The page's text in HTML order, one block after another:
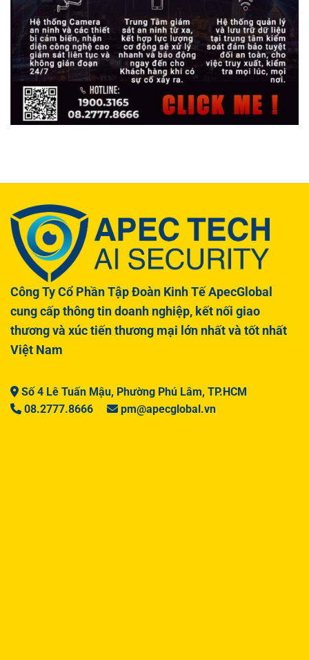
Công Ty Cổ Phần Tập Đoàn Kinh Tế ApecGlobal
cung cấp thông tin doanh nghiệp, kết nối giao
thương và xúc tiến thương mại lớn nhất và tốt nhất
Việt Nam
Số 4 Lê Tuấn Mậu, Phường Phú Lâm, TP.HCM
08.2777.8666
pm@apecglobal.vn